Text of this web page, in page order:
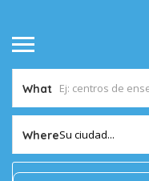
What
WhereSu ciudad...